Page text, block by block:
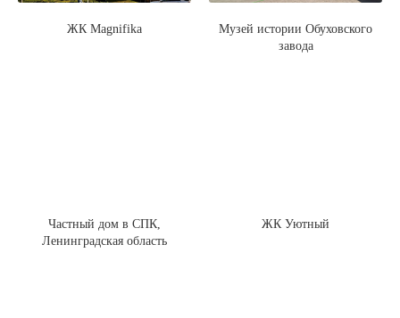
ЖК Magnifika
Музей истории Обуховского
завода
Частный дом в СПК,
Ленинградская область
ЖК Уютный